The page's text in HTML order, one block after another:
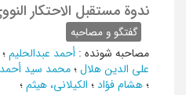
ندوة مستقبل الاحتکار
گفتگو و مصاحبه
مصاحبه شونده : أحمد عبدالحلیم ؛
علی الدین هلال ؛ محمد سید أحمد
؛ هشام فؤاد ؛ الکیلانی، هیثم ؛